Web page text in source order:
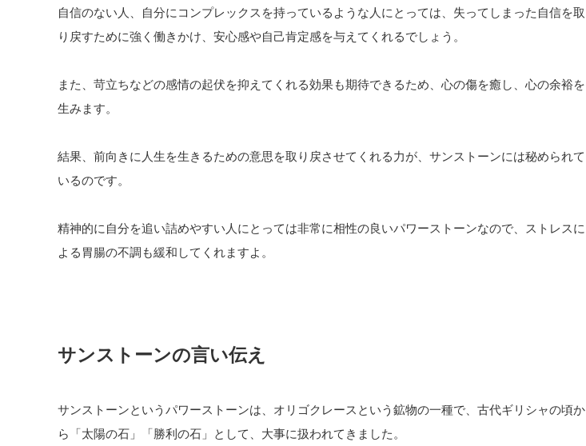
自信のない人、自分にコンプレックスを持っているような人にとっては、失ってしまった自信を取
り戻すために強く働きかけ、安心感や自己肯定感を与えてくれるでしょう。
また、苛立ちなどの感情の起伏を抑えてくれる効果も期待できるため、心の傷を癒し、心の余裕を
生みます。
結果、前向きに人生を生きるための意思を取り戻させてくれる力が、サンストーンには秘められて
いるのです。
精神的に自分を追い詰めやすい人にとっては非常に相性の良いパワーストーンなので、ストレスに
よる胃腸の不調も緩和してくれますよ。
サンストーンの言い伝え
サンストーンというパワーストーンは、オリゴクレースという鉱物の一種で、古代ギリシャの頃か
ら「太陽の石」「勝利の石」として、大事に扱われてきました。